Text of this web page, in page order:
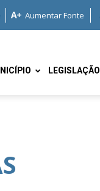
Aumentar Fonte
LEGISLAÇÃO